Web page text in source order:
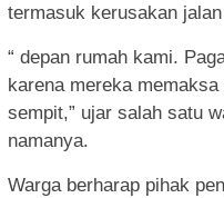
termasuk kerusakan
“ depan rumah kami.
karena mereka
sempit,” ujar salah satu
namanya.
Warga berharap pihak